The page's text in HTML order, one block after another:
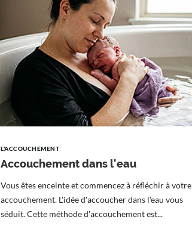
L'ACCOUCHEMENT
Accouchement dans l'eau
Vous êtes enceinte et commencez à réfléchir à votre
accouchement. L'idée d'accoucher dans l'eau vous
séduit. Cette méthode d'accouchement est...